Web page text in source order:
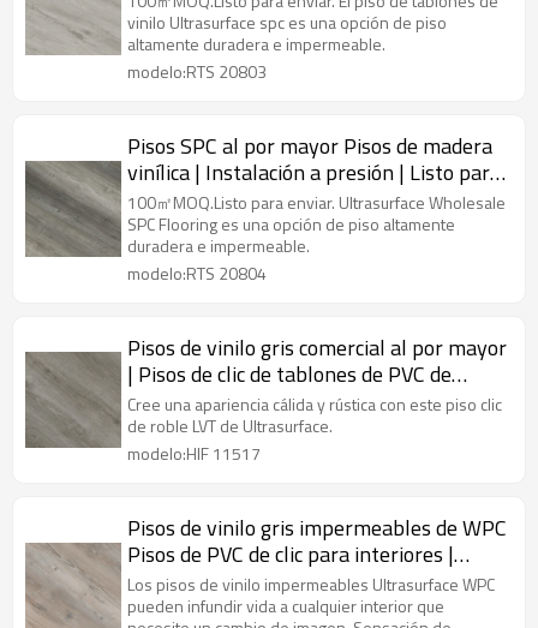
Los más vendidos RTS 20803
vinilo Ultrasurface spc es una opción de piso
altamente duradera e impermeable.
modelo:RTS 20803
Pisos SPC al por mayor Pisos de madera
vinílica | Instalación a presión | Listo para
enviar | Súper estabilidad IXPE Underpad
minimiza el sonido RTS 20804
100㎡MOQ.Listo para enviar. Ultrasurface Wholesale
SPC Flooring es una opción de piso altamente
duradera e impermeable.
modelo:RTS 20804
Pisos de vinilo gris comercial al por mayor
| Pisos de clic de tablones de PVC de
madera de vinilo | Diseños de pisos de
vinilo con apariencia de madera
resistente a las manchas HIF 11517
Cree una apariencia cálida y rústica con este piso clic
de roble LVT de Ultrasurface.
modelo:HIF 11517
Pisos de vinilo gris impermeables de WPC
Pisos de PVC de clic para interiores |
Núcleo de plástico de madera que
absorbe el sonido UCL 8060
Los pisos de vinilo impermeables Ultrasurface WPC
pueden infundir vida a cualquier interior que